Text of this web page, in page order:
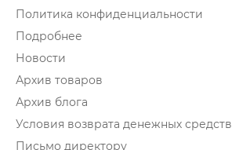
Политика конфиденциальности
Подробнее
Новости
Архив товаров
Архив блога
Условия возврата денежных средств
Письмо директору